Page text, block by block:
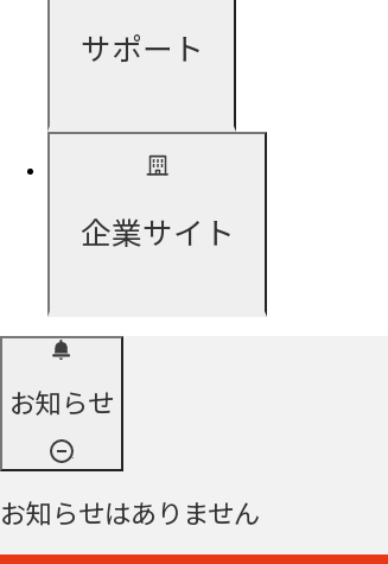
サポート
企業サイト
お知らせ
お知らせはありません